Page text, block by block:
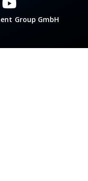
Group GmbH